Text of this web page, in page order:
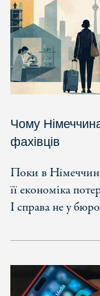
Чому
фахівців
Поки в
її економіка
І справа не у